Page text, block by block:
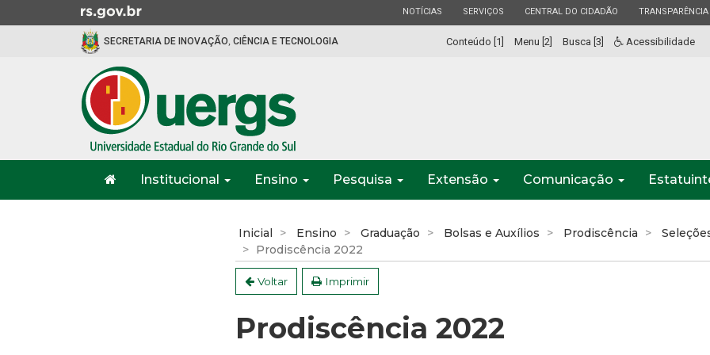
para
Ir
a
ESTADO
NOTÍCIAS ESTADO
SERVIÇOS ESTADO
CENTRAL DO CIDADÃO ESTADO
TRANSPARÊNCIA
SECRETARIA DE INOVAÇÃO, CIÊNCIA E TECNOLOGIA Conteúdo [1] Menu [2] Busca [3] Acessibilidade
do
Institucional Ensino Pesquisa Extensão Comunicação
Inicial Ensino Graduação Bolsas e Auxílios Prodiscência
Prodiscência 2022
Voltar Imprimir
Prodiscência 2022